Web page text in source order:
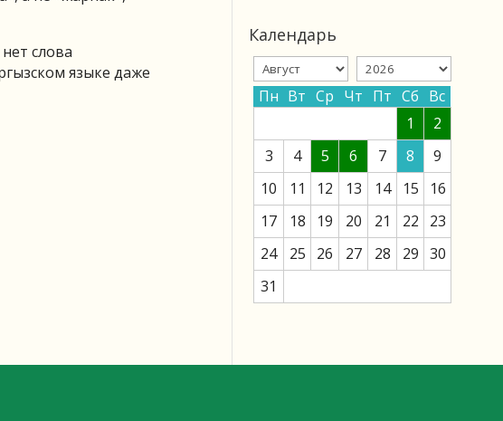
слова
языке даже
Календарь
Пн Вт Ср Чт Пт Сб Вс
1
2
3
4 5 6 7 8
9
10
11 12 13 14 15
16
17
18 19 20 21 22
23
24
25 26 27 28 29 30
31